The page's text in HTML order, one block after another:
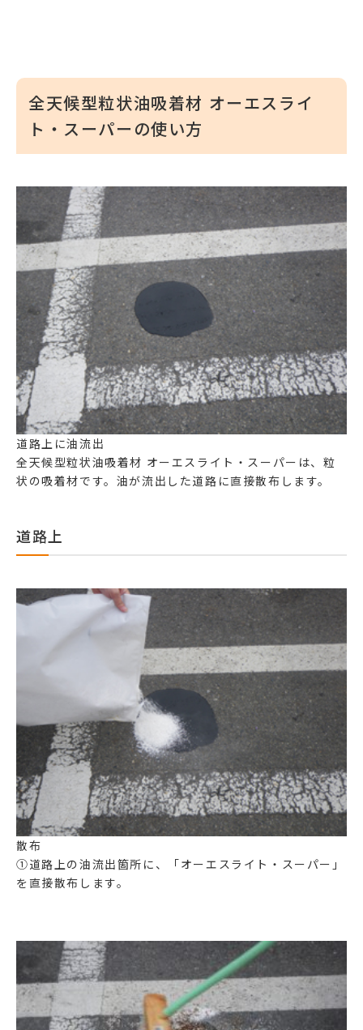
全天候型粒状油吸着材 オーエスライ
ト・スーパーの使い方
道路上に油流出
全天候型粒状油吸着材 オーエスライト・スーパー は、粒
状の吸着材です。油が流出した道路に直接散布します。
道路上
散布
①道路上の油流出箇所に、
「オーエスライト・スーパー」
を直接散布します。